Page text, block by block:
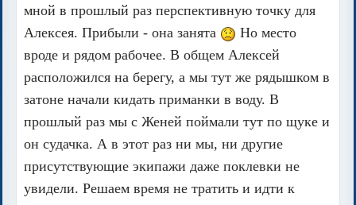
мной в прошлый раз перспективную точку для
Алексея. Прибыли - она занята
Но место
вроде и рядом рабочее. В общем Алексей
расположился на берегу, а мы тут же рядышком в
затоне начали кидать приманки в воду. В
прошлый раз мы с Женей поймали тут по щуке и
он судачка. А в этот раз ни мы, ни другие
присутствующие экипажи даже поклевки не
увидели. Решаем время не тратить и идти к